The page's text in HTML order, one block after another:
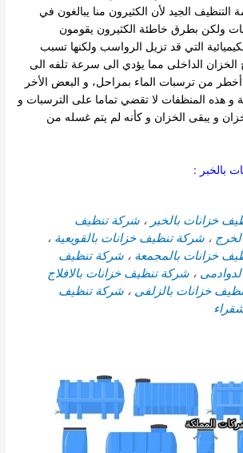
الجيد لأن الكثيرون منا يبالغون في
ولكن بطرق خاطئة الكثيرون يقومون
التي قد تزيل الرواسب ولكنها تسبب
الداخلى مما يؤدي الى سرعة تلفه الى
من ترسبات الماء بمراحل، و البعض الأخر
و هذه المنظفات لا تقضي تماما على الترسبات و
و يبقى الخزان و كأنه لم يتم غسله من
بالخبر :
خزانات بالخبر ، شركة تنظيف
،شركة تنظيف خزانات بالقويعية ،
خزانات بالمجمعة ،شركة تنظيف
،شركة تنظيف خزانات بالافلاج
خزانات بالزلفى ،شركة تنظيف